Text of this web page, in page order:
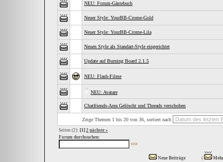
NEU: Forum-Gästebuch
Neuer Style: YourBB-Crome-Gold
Neuer Style: YourBB-Crome-Lila
Neuen Style als Standart-Style eingerichtet
Update auf Burning Board 2.1.5
NEU: Flash-Filme
NEU: Avatare
Chatfriends-Area Gelöscht und Threads verschoben
Zeige Themen 1 bis 20 von 36, sortiert nach
Seiten (2): [1] 2 nächste »
Forum durchsuchen:
Neue Beiträge (